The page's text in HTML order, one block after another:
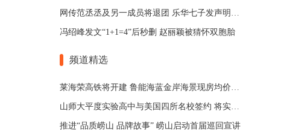
网传范丞丞及另一成员将退团 乐华七子发声明辟谣
冯绍峰发文“1+1=4”后秒删 赵丽颖被猜怀双胞胎
频道精选
莱海荣高铁将开建 鲁能海蓝金岸海景现房均价7500
山师大平度实验高中与美国四所名校签约 将实现师资共享
推进“品质崂山 品牌故事” 崂山启动首届巡回宣讲